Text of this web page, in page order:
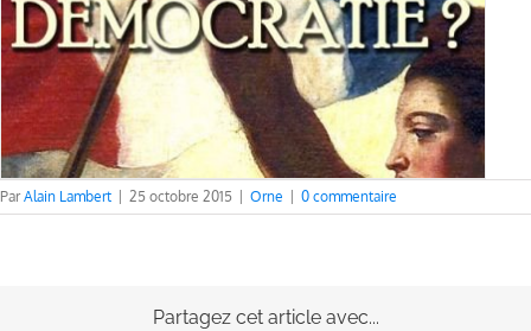
ParAlain Lambert 25 octobre 2015 Orne 0 commentaire
Partagez cet article avec...